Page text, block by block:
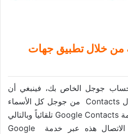
من خلال تطبيق جهات
جوجل الخاص بك، فينبغي أن
يعرض تطبيق جهات الإتصال Contacts من جوجل كل الأسماء
التي تمت مزامنتها من خدمة Google Contacts تلقائياً وبالتالي
من الممكن إدارة جهات الاتصال هذه عبر خدمة Google